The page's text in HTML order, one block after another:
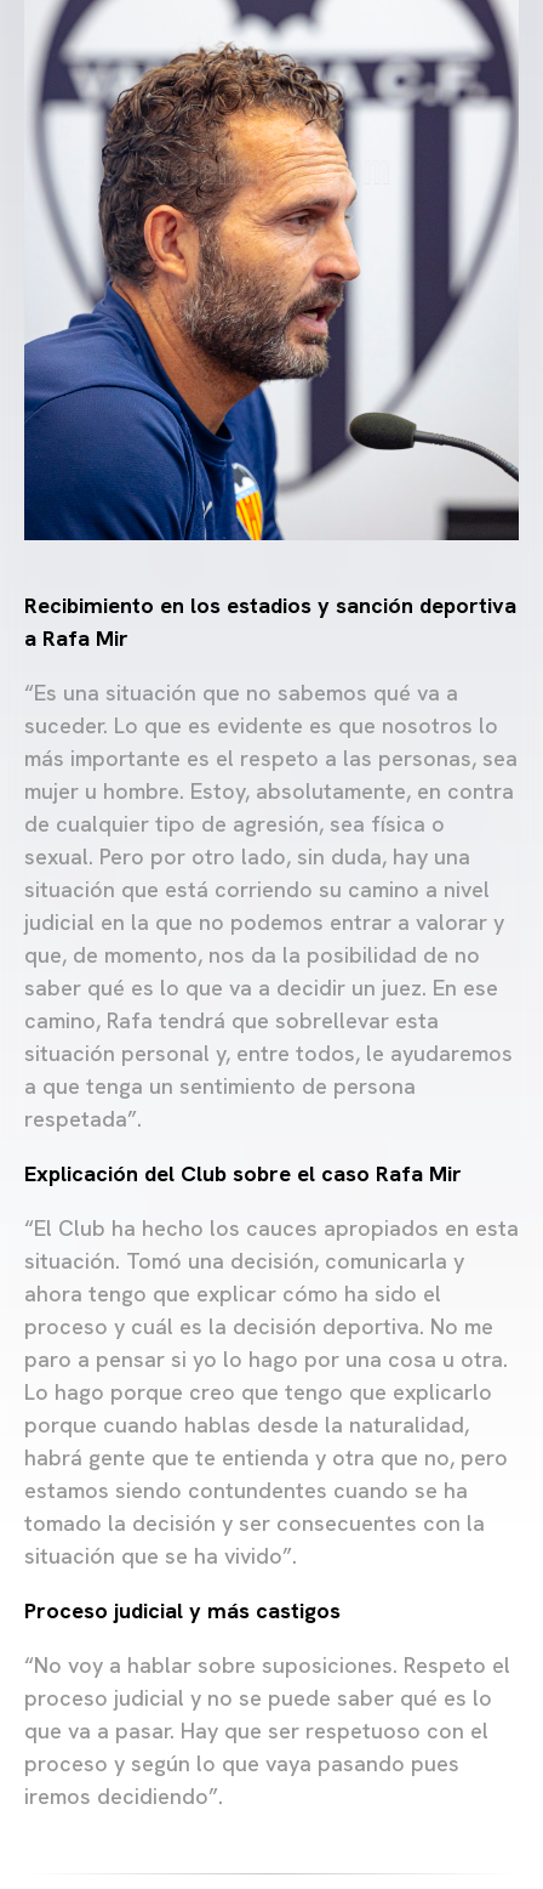
Recibimiento en los estadios y sanción deportiva
a Rafa Mir
“Es una situación que no sabemos qué va a
suceder. Lo que es evidente es que nosotros lo
más importante es el respeto a las personas, sea
mujer u hombre. Estoy, absolutamente, en contra
de cualquier tipo de agresión, sea física o
sexual. Pero por otro lado, sin duda, hay una
situación que está corriendo su camino a nivel
judicial en la que no podemos entrar a valorar y
que, de momento, nos da la posibilidad de no
saber qué es lo que va a decidir un juez. En ese
camino, Rafa tendrá que sobrellevar esta
situación personal y, entre todos, le ayudaremos
a que tenga un sentimiento de persona
respetada”.
Explicación del Club sobre el caso Rafa Mir
“El Club ha hecho los cauces apropiados en esta
situación. Tomó una decisión, comunicarla y
ahora tengo que explicar cómo ha sido el
proceso y cuál es la decisión deportiva. No me
paro a pensar si yo lo hago por una cosa u otra.
Lo hago porque creo que tengo que explicarlo
porque cuando hablas desde la naturalidad,
habrá gente que te entienda y otra que no, pero
estamos siendo contundentes cuando se ha
tomado la decisión y ser consecuentes con la
situación que se ha vivido”.
Proceso judicial y más castigos
“No voy a hablar sobre suposiciones. Respeto el
proceso judicial y no se puede saber qué es lo
que va a pasar. Hay que ser respetuoso con el
proceso y según lo que vaya pasando pues
iremos decidiendo”.